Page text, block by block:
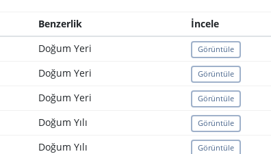
Benzerlik
İncele
Doğum Yeri Görüntüle
Doğum Yeri Görüntüle
Doğum Yeri Görüntüle
Doğum Yılı Görüntüle
Doğum Yılı Görüntüle